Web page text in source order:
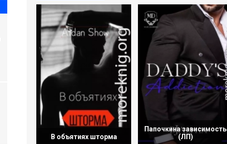
В объятиях шторма
Папочкина зависимость
(ЛП)